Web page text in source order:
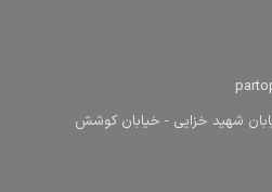
شهید خزایی - خیابان کوشش